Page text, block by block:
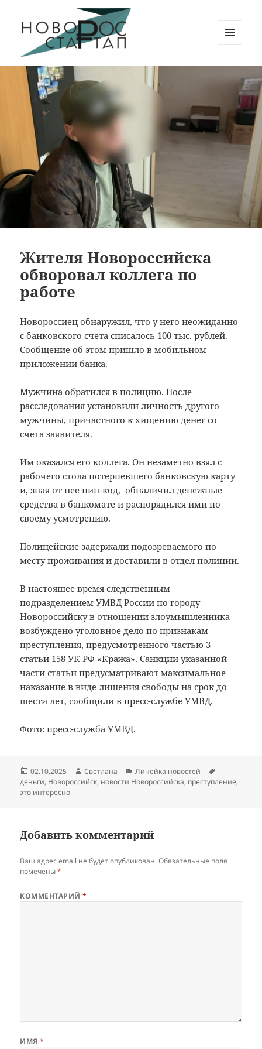
Новорос Стартап
ВИДЖЕТЫ
Жителя Новороссийска
обворовал коллега по
работе
Новороссиец обнаружил, что у него неожиданно
с банковского счета списалось 100 тыс. рублей.
Сообщение об этом пришло в мобильном
приложении банка.
Мужчина обратился в полицию. После
расследования установили личность другого
мужчины, причастного к хищению денег со
счета заявителя.
Им оказался его коллега. Он незаметно взял с
рабочего стола потерпевшего банковскую карту
и, зная от нее пин-код, обналичил денежные
средства в банкомате и распорядился ими по
своему усмотрению.
Полицейские задержали подозреваемого по
месту проживания и доставили в отдел полиции.
В настоящее время следственным
подразделением УМВД России по городу
Новороссийску в отношении злоумышленника
возбуждено уголовное дело по признакам
преступления, предусмотренного частью 3
статьи 158 УК РФ «Кража». Санкции указанной
части статьи предусматривают максимальное
наказание в виде лишения свободы на срок до
шести лет, сообщили в пресс-службе УМВД.
Фото: пресс-служба УМВД.
Опубликовано
02.10.2025 Автор
Светлана Рубрики
Линейка новостей
деньги, Новороссийск, новости Новороссийска, преступление,
это интересно
Добавить комментарий
Ваш адрес email не будет опубликован. Обязательные поля
помечены*
КОММЕНТАРИЙ*
ИМЯ*